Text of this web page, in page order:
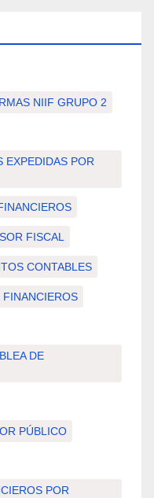
NIIF GRUPO 2
EXPEDIDAS POR
FISCAL
CONTABLES
DE
PÚBLICO
POR